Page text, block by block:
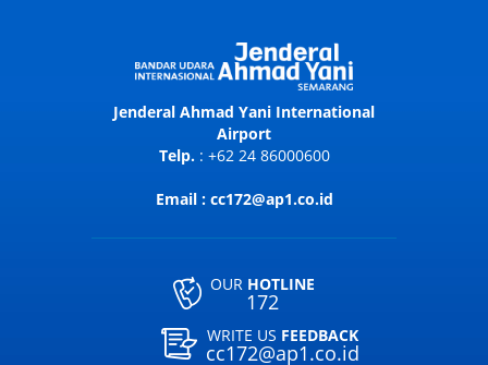
Jenderal Ahmad Yani International
Airport
Telp. : +62 24 86000600
Email : cc172@ap1.co.id
OUR HOTLINE
172
WRITE US FEEDBACK
cc172@ap1.co.id